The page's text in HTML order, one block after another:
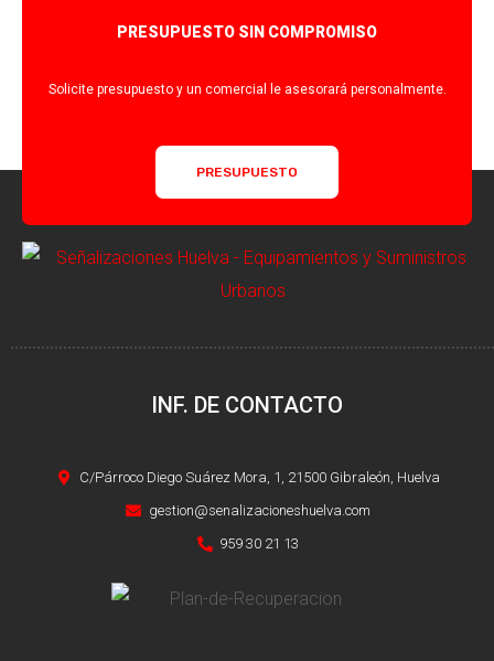
PRESUPUESTO SIN COMPROMISO
Solicite presupuesto y un comercial le asesorará personalmente.
PRESUPUESTO
INF. DE CONTACTO
C/Párroco Diego Suárez Mora, 1, 21500 Gibraleón, Huelva
gestion@senalizacioneshuelva.com
959 30 21 13